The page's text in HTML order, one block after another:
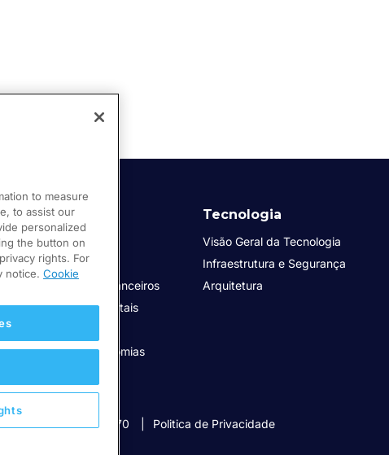
Indústria
Retalho
Produção
Serviços Financeiros
Serviços Digitais
Novas Economias
Tecnologia
Visão Geral da Tecnologia
Infraestrutura e Segurança
Arquitetura
+1-866-890-3970 Politica de Privacidade
to measure
to assist our
personalized
the button on
rights. For
notice. Cookie